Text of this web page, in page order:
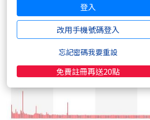
登入
改用手機號碼登入
忘記密碼我要重設
免費註冊再送20點